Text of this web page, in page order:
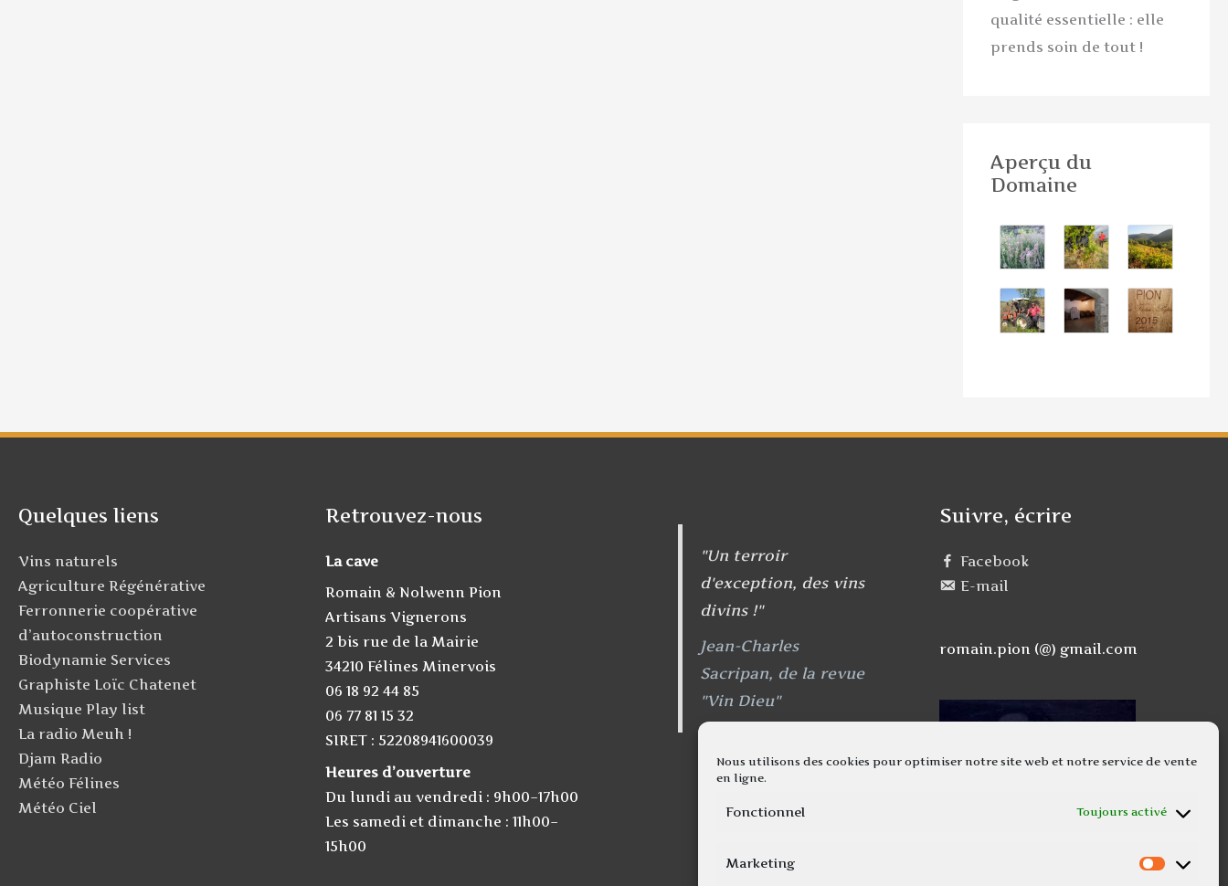
Nous utilisons des cookies pour optimiser notre site web et notre service de vente
en ligne.
Fonctionnel Toujours activé
Marketing
qualité essentielle : elle
prends soin de tout !
Aperçu du
Domaine
Quelques liens
Vins naturels
Agriculture Régénérative
Ferronnerie coopérative
d’autoconstruction
Biodynamie Services
Graphiste Loïc Chatenet
Musique Play list
La radio Meuh !
Djam Radio
Météo Félines
Météo Ciel
Retrouvez-nous
La cave
Romain & Nolwenn Pion
Artisans Vignerons
2 bis rue de la Mairie
34210 Félines Minervois
06 18 92 44 85
06 77 81 15 32
SIRET : 52208941600039
Heures d’ouverture
Du lundi au vendredi : 9h00–17h00
Les samedi et dimanche : 11h00–
15h00
"Un terroir
d'exception, des vins
divins !"
Jean-Charles
Sacripan, de la revue
"Vin Dieu"
Suivre, écrire
Facebook
E-mail
romain.pion (@) gmail.com